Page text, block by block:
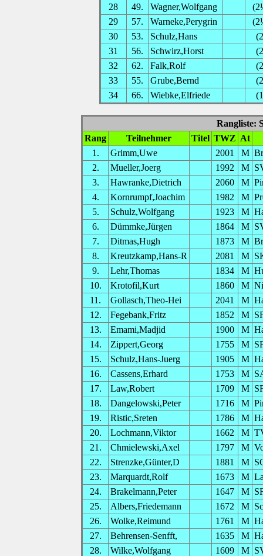
28
49. Wagner,Wolfgang
29
57. Warneke,Perygrin
30
53. Schulz,Hans
31
56. Schwirz,Horst
32
62. Falk,Rolf
33
55. Grube,Bernd
34
66. Wiebke,Elfriede
Rangliste:
Rang
Teilnehmer Titel TWZ At
1.
Grimm,Uwe 2001 M
2.
Mueller,Joerg 1992 M
3.
Hawranke,Dietrich 2060 M
4.
Kornrumpf,Joachim 1982 M
5.
Schulz,Wolfgang 1923 M
6.
Dümmke,Jürgen 1864 M
7.
Ditmas,Hugh 1873 M
8.
Kreutzkamp,Hans-R 2081 M
9.
Lehr,Thomas 1834 M
10.
Krotofil,Kurt 1860 M
11.
Gollasch,Theo-Hei 2041 M
12.
Fegebank,Fritz 1852 M
13.
Emami,Madjid 1900 M
14.
Zippert,Georg 1755 M
15.
Schulz,Hans-Juerg 1905 M
16.
Cassens,Erhard 1753 M
17.
Law,Robert 1709 M
18.
Dangelowski,Peter 1716 M
19.
Ristic,Sreten 1786 M
20.
Lochmann,Viktor 1662 M
21.
Chmielewski,Axel 1797 M
22.
Strenzke,Günter,D 1881 M
23.
Marquardt,Rolf 1673 M
24.
Brakelmann,Peter 1647 M
25.
Albers,Friedemann 1672 M
26.
Wolke,Reimund 1761 M
27.
Behrensen-Senfft, 1635 M
28.
Wilke,Wolfgang 1609 M